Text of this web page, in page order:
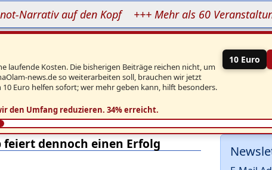
auf den Kopf +++ Mehr als 60 Veranstaltungen
laufende Kosten. Die bisherigen Beiträge reichen nicht, um
news.de so weiterarbeiten soll, brauchen wir jetzt
10 Euro helfen sofort; wer mehr geben kann, hilft besonders.
10 Euro
den Umfang reduzieren. 34% erreicht.
dennoch einen Erfolg